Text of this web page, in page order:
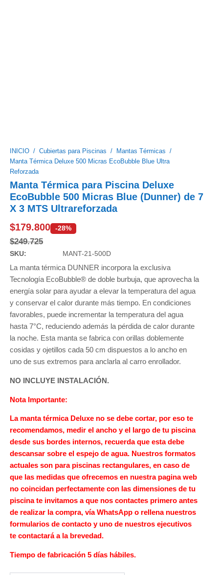
INICIO/ Cubiertas para Piscinas / Mantas Térmicas /
Manta Térmica Deluxe 500 Micras EcoBubble Blue Ultra
Reforzada
Manta Térmica para Piscina Deluxe
EcoBubble 500 Micras Blue (Dunner) de 7
X 3 MTS Ultrareforzada
$179.800 -28%
$249.725
SKU: MANT-21-500D
La manta térmica DUNNER incorpora la exclusiva
Tecnología EcoBubble® de doble burbuja, que aprovecha la
energía solar para ayudar a elevar la temperatura del agua
y conservar el calor durante más tiempo. En condiciones
favorables, puede incrementar la temperatura del agua
hasta 7°C, reduciendo además la pérdida de calor durante
la noche. Esta manta se fabrica con orillas doblemente
cosidas y ojetillos cada 50 cm dispuestos a lo ancho en
uno de sus extremos para anclarla al carro enrollador.
NO INCLUYE INSTALACIÓN.
Nota Importante:
La manta térmica Deluxe no se debe cortar, por eso te
recomendamos, medir el ancho y el largo de tu piscina
desde sus bordes internos, recuerda que esta debe
descansar sobre el espejo de agua. Nuestros formatos
actuales son para piscinas rectangulares, en caso de
que las medidas que ofrecemos en nuestra pagina web
no coincidan perfectamente con las dimensiones de tu
piscina te invitamos a que nos contactes primero antes
de realizar la compra, vía WhatsApp o rellena nuestros
formularios de contacto y uno de nuestros ejecutivos
te contactará a la brevedad.
Tiempo de fabricación 5 días hábiles.